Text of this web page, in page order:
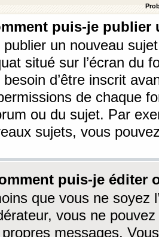
puis-je
publier un nouveau
situé sur l’écran du
besoin d’être inscrit
de chaque
ou du sujet. Par
sujets, vous
puis-je éditer
que vous ne soyez
vous ne
messages.